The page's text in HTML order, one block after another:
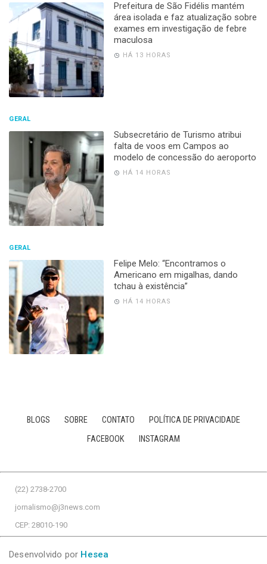
Prefeitura de São Fidélis mantém
área isolada e faz atualização sobre
exames em investigação de febre
maculosa
HÁ 13 HORAS
GERAL
Subsecretário de Turismo atribui
falta de voos em Campos ao
modelo de concessão do aeroporto
HÁ 14 HORAS
GERAL
Felipe Melo: “Encontramos o
Americano em migalhas, dando
tchau à existência”
HÁ 14 HORAS
BLOGS SOBRE CONTATO
POLÍTICA DE PRIVACIDADE
FACEBOOK
INSTAGRAM
(22) 2738-2700
jornalismo@j3news.com
CEP: 28010-190
Desenvolvido por Hesea